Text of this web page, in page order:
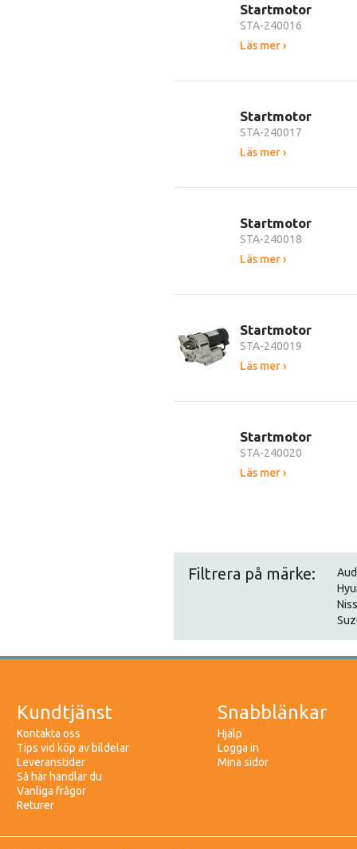
Startmotor
STA-240016
Läs mer ›
Startmotor
STA-240017
Läs mer ›
Startmotor
STA-240018
Läs mer ›
Startmotor
STA-240019
Läs mer ›
Startmotor
STA-240020
Läs mer ›
Filtrera på märke:
Kundtjänst
Kontakta oss
Tips vid köp av bildelar
Leveranstider
Så här handlar du
Vanliga frågor
Returer
Snabblänkar
Hjälp
Logga in
Mina sidor